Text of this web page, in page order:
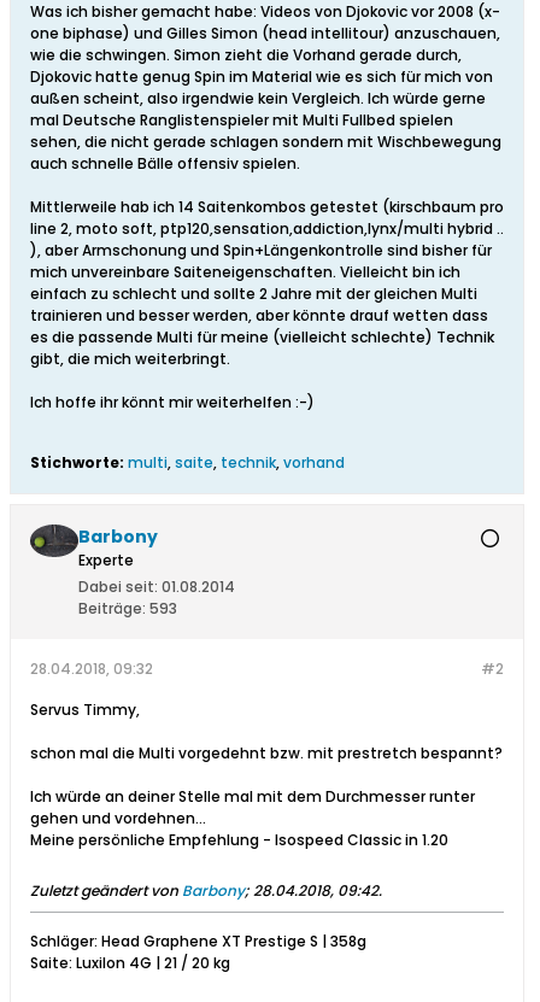
Was ich bisher gemacht habe: Videos von Djokovic vor 2008 (x-
one biphase) und Gilles Simon (head intellitour) anzuschauen,
wie die schwingen. Simon zieht die Vorhand gerade durch,
Djokovic hatte genug Spin im Material wie es sich für mich von
außen scheint, also irgendwie kein Vergleich. Ich würde gerne
mal Deutsche Ranglistenspieler mit Multi Fullbed spielen
sehen, die nicht gerade schlagen sondern mit Wischbewegung
auch schnelle Bälle offensiv spielen.
Mittlerweile hab ich 14 Saitenkombos getestet (kirschbaum pro
line 2, moto soft, ptp120,sensation,addiction,lynx/multi hybrid ..
), aber Armschonung und Spin+Längenkontrolle sind bisher für
mich unvereinbare Saiteneigenschaften. Vielleicht bin ich
einfach zu schlecht und sollte 2 Jahre mit der gleichen Multi
trainieren und besser werden, aber könnte drauf wetten dass
es die passende Multi für meine (vielleicht schlechte) Technik
gibt, die mich weiterbringt.
Ich hoffe ihr könnt mir weiterhelfen :-)
Stichworte: multi,saite, technik,vorhand
Barbony
Experte
Dabei seit: 01.08.2014
Beiträge: 593
#2
28.04.2018, 09:32
Servus Timmy,
schon mal die Multi vorgedehnt bzw. mit prestretch bespannt?
Ich würde an deiner Stelle mal mit dem Durchmesser runter
gehen und vordehnen...
Meine persönliche Empfehlung - Isospeed Classic in 1.20
Zuletzt geändert von Barbony;28.04.2018, 09:42.
Schläger: Head Graphene XT Prestige S | 358g
Saite: Luxilon 4G | 21 / 20 kg